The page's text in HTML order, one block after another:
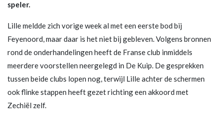
speler.
Lille meldde zich vorige week al met een eerste bod bij
Feyenoord, maar daar is het niet bij gebleven. Volgens bronnen
rond de onderhandelingen heeft de Franse club inmiddels
meerdere voorstellen neergelegd in De Kuip. De gesprekken
tussen beide clubs lopen nog, terwijl Lille achter de schermen
ook flinke stappen heeft gezet richting een akkoord met
Zechiël zelf.